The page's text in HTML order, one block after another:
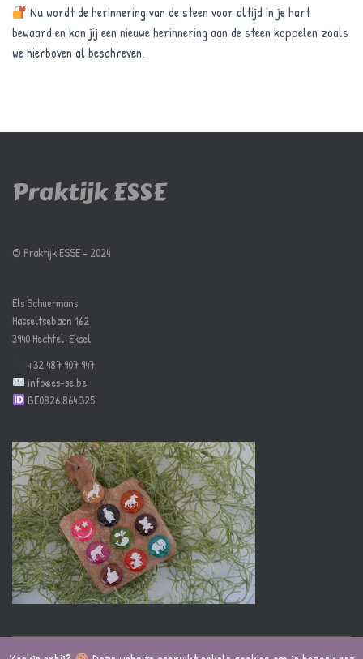
Nu wordt de herinnering van de steen voor altijd in je hart
bewaard en kan jij een nieuwe herinnering aan de steen koppelen zoals
we hierboven al beschreven.
Praktijk ESSE
©️ Praktijk ESSE - 2024
Els Schuermans
Hasseltsebaan 162
3940 Hechtel-Eksel
+32 487 907 947
info@es-se.be
BE0826.864.325